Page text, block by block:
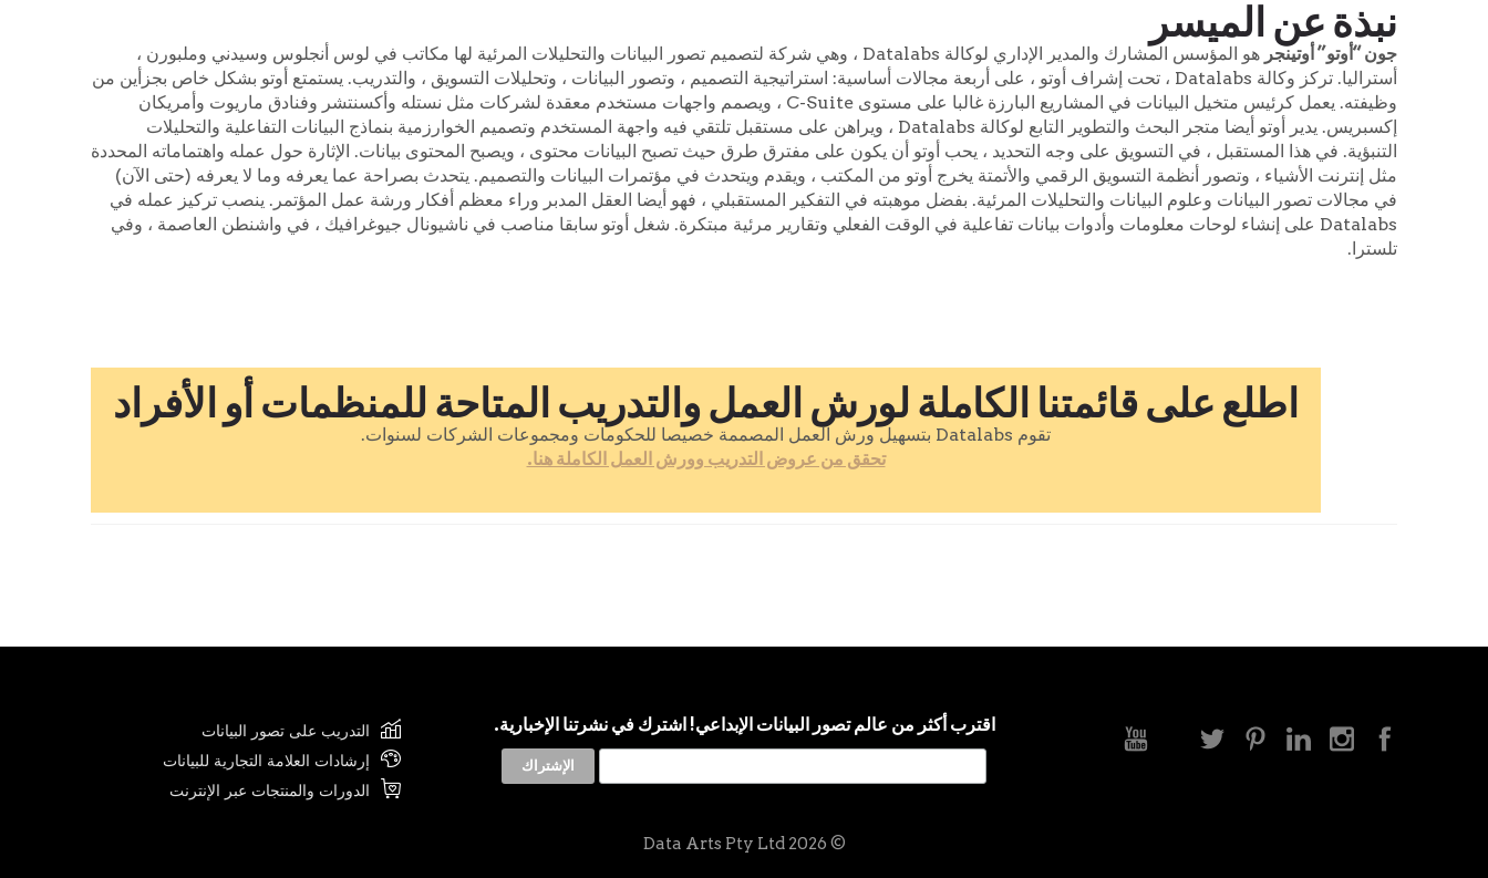
نبذة عن الميسر
جون “أوتو” أوتينجر
هو المؤسس المشارك والمدير الإداري لوكالة Datalabs ، وهي شركة لتصميم تصور البيانات والتحليلات المرئية لها مكاتب في لوس أنجلوس وسيدني وملبورن ،
أستراليا. تركز وكالة Datalabs ، تحت إشراف أوتو ، على أربعة مجالات أساسية: استراتيجية التصميم ، وتصور البيانات ، وتحليلات التسويق ، والتدريب. يستمتع أوتو بشكل خاص بجزأين من
وظيفته. يعمل كرئيس متخيل البيانات في المشاريع البارزة غالبا على مستوى C-Suite ، ويصمم واجهات مستخدم معقدة لشركات مثل نستله وأكسنتشر وفنادق ماريوت وأمريكان
إكسبريس. يدير أوتو أيضا متجر البحث والتطوير التابع لوكالة Datalabs ، ويراهن على مستقبل تلتقي فيه واجهة المستخدم وتصميم الخوارزمية بنماذج البيانات التفاعلية والتحليلات
التنبؤية. في هذا المستقبل ، في التسويق على وجه التحديد ، يحب أوتو أن يكون على مفترق طرق حيث تصبح البيانات محتوى ، ويصبح المحتوى بيانات. الإثارة حول عمله واهتماماته المحددة
مثل إنترنت الأشياء ، وتصور أنظمة التسويق الرقمي والأتمتة يخرج أوتو من المكتب ، ويقدم ويتحدث في مؤتمرات البيانات والتصميم. يتحدث بصراحة عما يعرفه وما لا يعرفه (حتى الآن)
في مجالات تصور البيانات وعلوم البيانات والتحليلات المرئية. بفضل موهبته في التفكير المستقبلي ، فهو أيضا العقل المدبر وراء معظم أفكار ورشة عمل المؤتمر. ينصب تركيز عمله في
Datalabs على إنشاء لوحات معلومات وأدوات بيانات تفاعلية في الوقت الفعلي وتقارير مرئية مبتكرة. شغل أوتو سابقا مناصب في ناشيونال جيوغرافيك ، في واشنطن العاصمة ، وفي
تلسترا.
اطلع على قائمتنا الكاملة لورش العمل والتدريب المتاحة للمنظمات أو الأفراد
تقوم Datalabs بتسهيل ورش العمل المصممة خصيصا للحكومات ومجموعات الشركات لسنوات.
تحقق من عروض التدريب وورش العمل الكاملة هنا.
التدريب على تصور البيانات
إرشادات العلامة التجارية للبيانات
الدورات والمنتجات عبر الإنترنت
اقترب أكثر من عالم تصور البيانات الإبداعي! اشترك في نشرتنا الإخبارية.
© 2026 Data Arts Pty Ltd